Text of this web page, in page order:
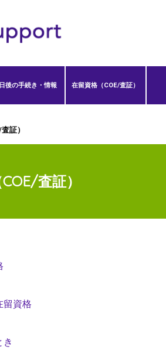
後の手続き・情報 在留資格（COE/査証）
証）
査証）
留資格
き